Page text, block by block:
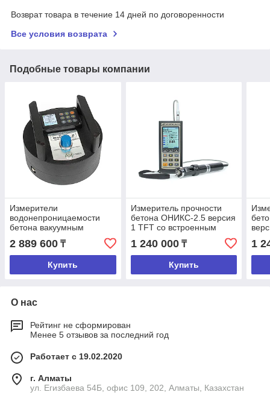
Возврат товара в течение 14 дней по договоренности
Все условия возврата
Подобные товары компании
Измерители
водонепроницаемости
бетона вакуумным
методом ВИП-1.2 TFT
2 889 600 ₸
Купить
Измеритель прочности
бетона ОНИКС-2.5 верcия
1 TFT со встроенным
пирометром (1...100 МПа)
1 240 000₸
Купить
1
О нас
Рейтинг не сформирован
Менее 5 отзывов за последний год
Работает с 19.02.2020
г. Алматы
ул. Егизбаева 54Б, офис 109, 202, Алматы, Казахстан